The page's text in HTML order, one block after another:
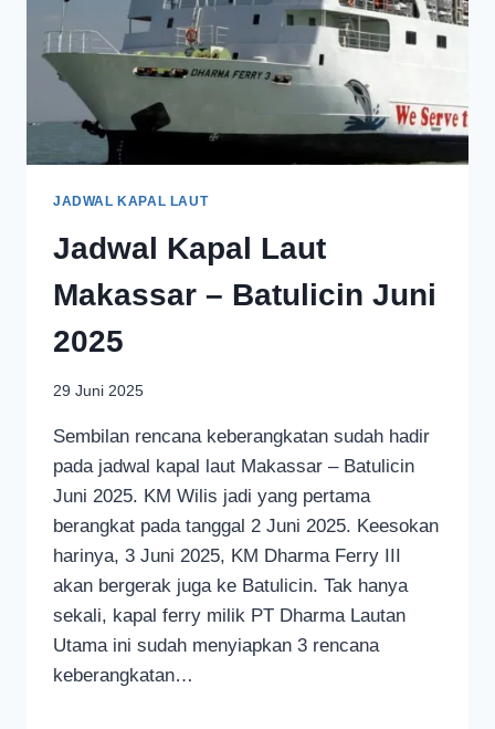
JADWAL KAPAL LAUT
Jadwal Kapal Laut
Makassar – Batulicin Juni
2025
29 Juni 2025
Sembilan rencana keberangkatan sudah hadir
pada jadwal kapal laut Makassar – Batulicin
Juni 2025. KM Wilis jadi yang pertama
berangkat pada tanggal 2 Juni 2025. Keesokan
harinya, 3 Juni 2025, KM Dharma Ferry III
akan bergerak juga ke Batulicin. Tak hanya
sekali, kapal ferry milik PT Dharma Lautan
Utama ini sudah menyiapkan 3 rencana
keberangkatan…